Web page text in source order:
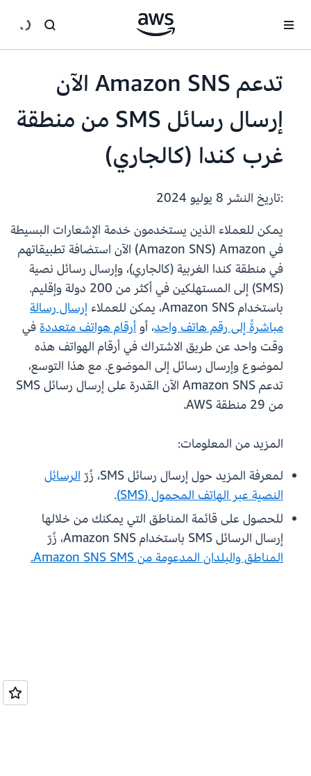
تدعم Amazon SNS الآن
إرسال رسائل SMS من منطقة
غرب كندا (كالجاري)
:تاريخ النشر
يمكن للعملاء الذين يستخدمون خدمة الإشعارات البسيطة
في Amazon ‏(Amazon SNS) الآن استضافة تطبيقاتهم
في منطقة كندا الغربية (كالجاري)، وإرسال رسائل نصية
(SMS) إلى المستهلكين في أكثر من 200 دولة وإقليم.
باستخدام Amazon SNS، يمكن للعملاء
إرسال رسالة
مباشرةً إلى رقم هاتف واحد، أو أرقام هواتف متعددةفي
وقت واحد عن طريق الاشتراك في أرقام الهواتف هذه
لموضوع وإرسال رسائل إلى الموضوع. مع هذا التوسع،
تدعم Amazon SNS الآن القدرة على إرسال رسائل SMS
من 29 منطقة AWS.
المزيد من المعلومات:
لمعرفة المزيد حول إرسال رسائل SMS، زُرّ
الرسائل
النصية عبر الهاتف المحمول (SMS)
.
للحصول على قائمة المناطق التي يمكنك من خلالها
إرسال الرسائل SMS باستخدام Amazon SNS، زُرّ
المناطق والبلدان المدعومة من Amazon SNS SMS.